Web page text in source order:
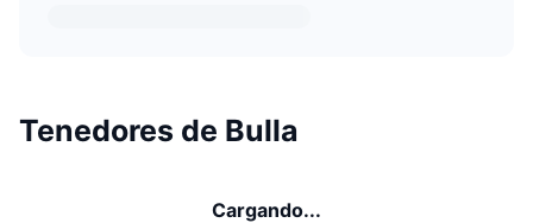
Tenedores de Bulla
Cargando...